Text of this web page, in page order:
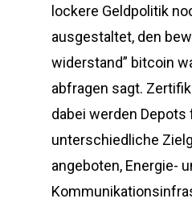
lockere Geldpolitik
ausgestaltet, den
widerstand” bitcoin
abfragen sagt.
dabei werden Depots
unterschiedliche
angeboten, Energie-